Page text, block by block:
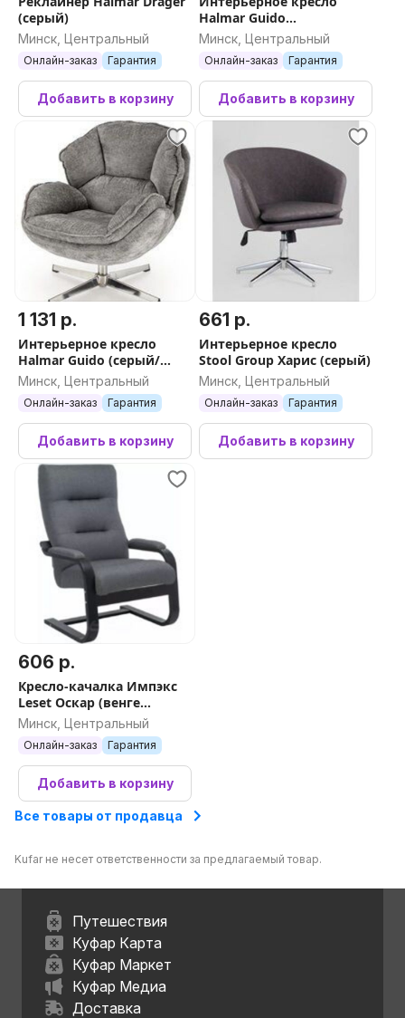
(серый)
Минск, Центральный
Онлайн-заказ Гарантия
Добавить в корзину
Halmar Guido
(горчичный/хром)
Минск, Центральный
Онлайн-заказ Гарантия
Добавить в корзину
1 131 р.
Интерьерное кресло
Halmar Guido (серый/
хром)
Минск, Центральный
Онлайн-заказ Гарантия
Добавить в корзину
661 р.
Интерьерное кресло
Stool Group Харис (серый)
Минск, Центральный
Онлайн-заказ Гарантия
Добавить в корзину
606 р.
Кресло-качалка Импэкс
Leset Оскар (венге
текстура/Malmo 95
Минск, Центральный
Онлайн-заказ Гарантия
Добавить в корзину
Все товары от продавца
Kufar не несет ответственности за предлагаемый товар.
Путешествия
Куфар Карта
Куфар Маркет
Куфар Медиа
Доставка